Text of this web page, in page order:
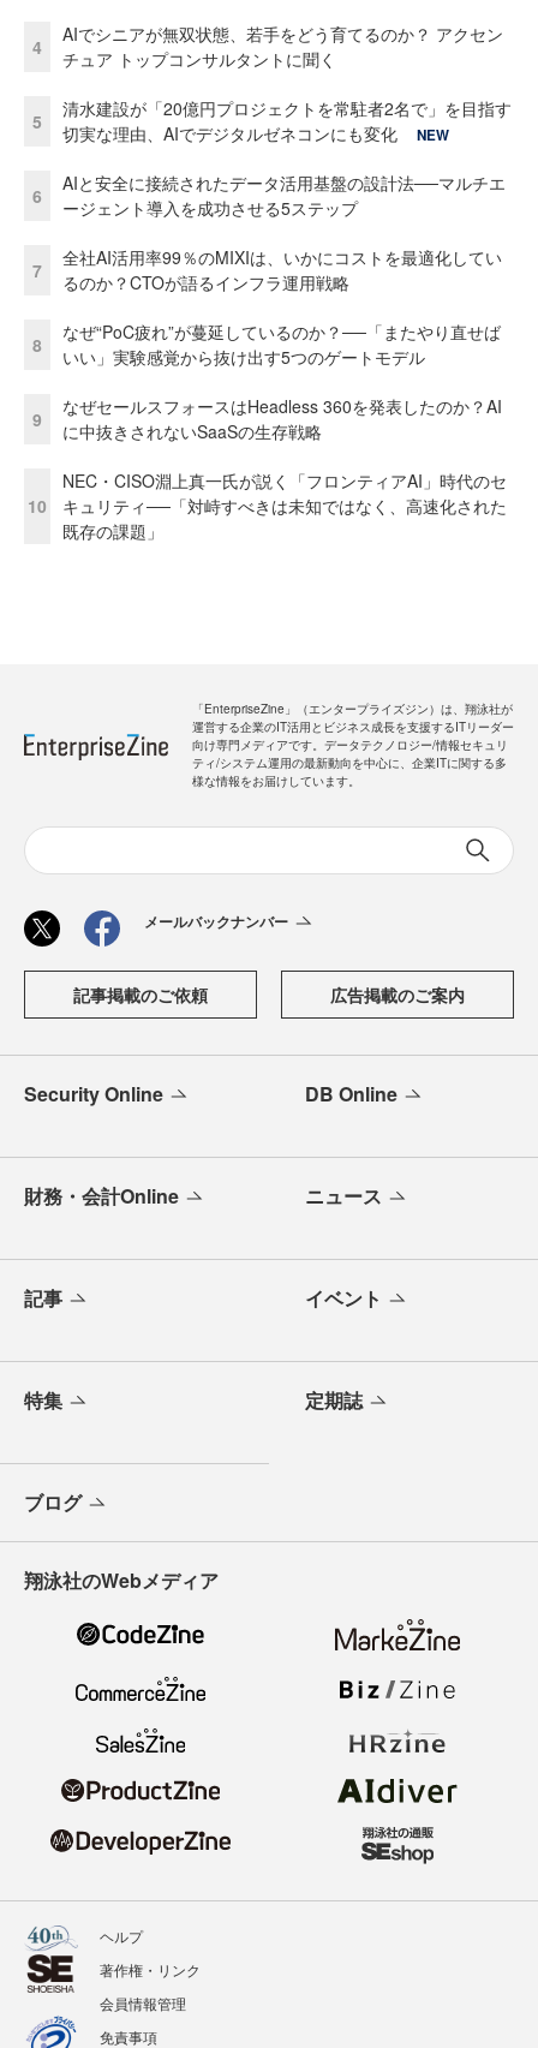
4
AIでシニアが無双状態、若手をどう育てるのか？ アクセン
チュア トップコンサルタントに聞く
5
清水建設が「20億円プロジェクトを常駐者2名で」を目指す
切実な理由、AIでデジタルゼネコンにも変化
NEW
6
AIと安全に接続されたデータ活用基盤の設計法──マルチエ
ージェント導入を成功させる5ステップ
7
全社AI活用率99％のMIXIは、いかにコストを最適化してい
るのか？CTOが語るインフラ運用戦略
8
なぜ“PoC疲れ”が蔓延しているのか？──「またやり直せば
いい」実験感覚から抜け出す5つのゲートモデル
9
なぜセールスフォースはHeadless 360を発表したのか？AI
に中抜きされないSaaSの生存戦略
10
NEC・CISO淵上真一氏が説く「フロンティアAI」時代のセ
キュリティ──「対峙すべきは未知ではなく、高速化された
既存の課題」
「EnterpriseZine」（エンタープライズジン）は、翔泳社が
運営する企業のIT活用とビジネス成長を支援するITリーダー
向け専門メディアです。データテクノロジー/情報セキュリ
ティ/システム運用の最新動向を中心に、企業ITに関する多
様な情報をお届けしています。
メールバックナンバー
記事掲載のご依頼 広告掲載のご案内
Security Online DB Online
財務・会計Online ニュース
記事 イベント
特集 定期誌
ブログ
翔泳社のWebメディア
ヘルプ
著作権・リンク
会員情報管理
免責事項